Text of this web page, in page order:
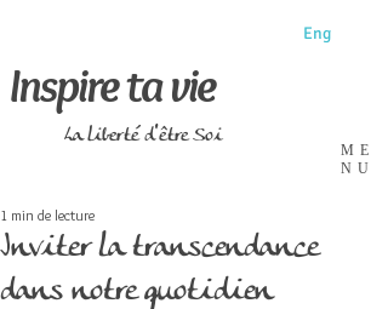
Inspire ta vie
La liberté d'être Soi
ME
NU
Eng
Inviter la transcendance
dans notre quotidien
1 min de lecture